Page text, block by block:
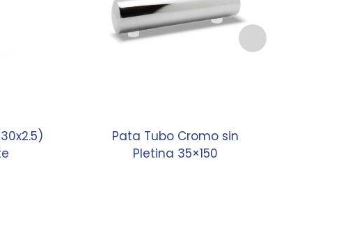
Pata Tubo Cromo sin
Pletina 35×150